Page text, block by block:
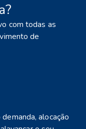
alocação
com todas as
de